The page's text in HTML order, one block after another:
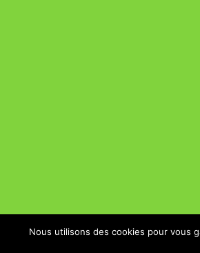
Nous utilisons des cookies pour vous